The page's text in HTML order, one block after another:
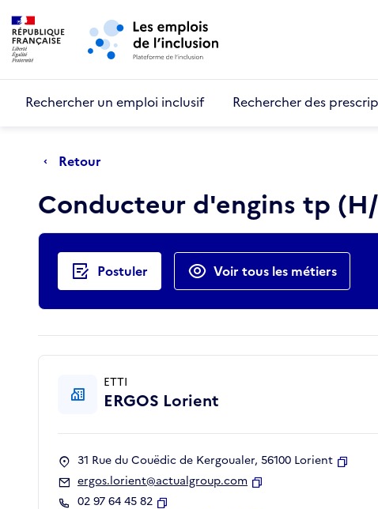
Aller au menu principal
Rechercher un emploi inclusif Rechercher des
Retour
Conducteur d'engins tp
Actions rapides
Postuler Voir tous les métiers
ETTI
ERGOS Lorient
31 Rue du Couëdic de Kergoualer, 56100 Lorient
ergos.lorient@actualgroup.com
02 97 64 45 82